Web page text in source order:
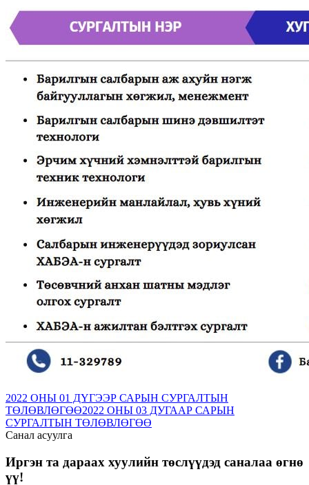
2022 ОНЫ 01 ДҮГЭЭР САРЫН СУРГАЛТЫН
ТӨЛӨВЛӨГӨӨ2022 ОНЫ 03 ДУГААР САРЫН
СУРГАЛТЫН ТӨЛӨВЛӨГӨӨ
Санал асуулга
Иргэн та дараах хуулийн төслүүдэд саналаа өгнө
үү!